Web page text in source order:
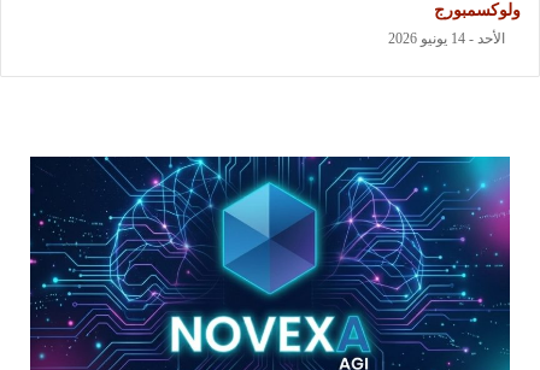
ولوكسمبورج
الأحد - 14 يونيو 2026